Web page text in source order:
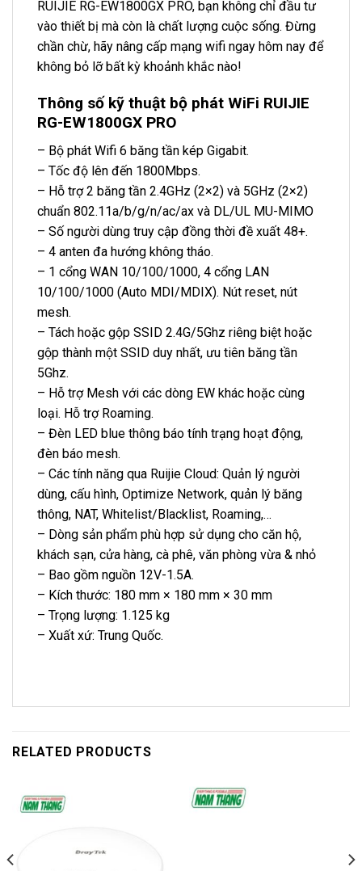
RUIJIE RG-EW1800GX PRO, bạn không chỉ đầu tư
vào thiết bị mà còn là chất lượng cuộc sống. Đừng
chần chừ, hãy nâng cấp mạng wifi ngay hôm nay để
không bỏ lỡ bất kỳ khoảnh khắc nào!
Thông số kỹ thuật bộ phát WiFi RUIJIE
RG-EW1800GX PRO
– Bộ phát Wifi 6 băng tần kép Gigabit.
– Tốc độ lên đến 1800Mbps.
– Hỗ trợ 2 băng tần 2.4GHz (2×2) và 5GHz (2×2)
chuẩn 802.11a/b/g/n/ac/ax và DL/UL MU-MIMO
– Số người dùng truy cập đồng thời đề xuất 48+.
– 4 anten đa hướng không tháo.
– 1 cổng WAN 10/100/1000, 4 cổng LAN
10/100/1000 (Auto MDI/MDIX). Nút reset, nút
mesh.
– Tách hoặc gộp SSID 2.4G/5Ghz riêng biệt hoặc
gộp thành một SSID duy nhất, ưu tiên băng tần
5Ghz.
– Hỗ trợ Mesh với các dòng EW khác hoặc cùng
loại. Hỗ trợ Roaming.
– Đèn LED blue thông báo tính trạng hoạt động,
đèn báo mesh.
– Các tính năng qua Ruijie Cloud: Quản lý người
dùng, cấu hình, Optimize Network, quản lý băng
thông, NAT, Whitelist/Blacklist, Roaming,…
– Dòng sản phẩm phù hợp sử dụng cho căn hộ,
khách sạn, cửa hàng, cà phê, văn phòng vừa & nhỏ
– Bao gồm nguồn 12V-1.5A.
– Kích thước: 180 mm × 180 mm × 30 mm
– Trọng lượng: 1.125 kg
– Xuất xứ: Trung Quốc.
RELATED PRODUCTS